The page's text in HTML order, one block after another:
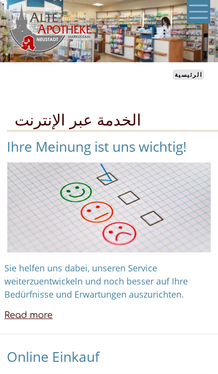
تجاوز
إلى
المحتوى
الرئيسي
الرئيسية
الخدمة عبر الإنترنت
Ihre Meinung ist uns wichtig!
Sie helfen uns dabei, unseren Service
weiterzuentwickeln und noch besser auf Ihre
Bedürfnisse und Erwartungen auszurichten.
Read more
ist
Online Einkauf